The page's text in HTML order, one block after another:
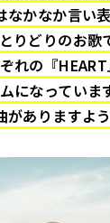
かなか言い
りどりのお歌
れの『
になっていま
ありますよう